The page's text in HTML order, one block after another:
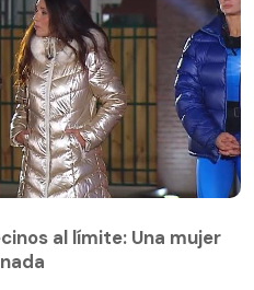
al límite: Una mujer